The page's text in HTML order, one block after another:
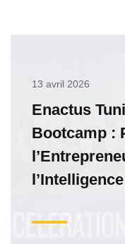
13 avril 2026
Enactus
Bootcamp :